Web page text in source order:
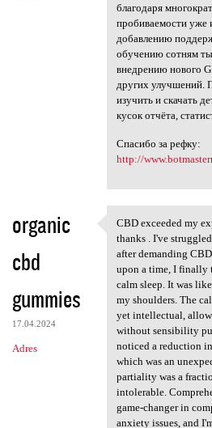
благодаря
пробиваемости уже
добавлению
обучению сотням
внедрению нового
других улучшений.
изучить и скачать
кусок отчёта,
Спасибо за рефку:
http://
organic
cbd
gummies
17.04.2024
Adres
CBD exceeded
CBD exceeded my
thanks . I've
after demanding
upon a time, I finally
calm sleep. It was
my shoulders. The
yet intellectual,
without sensibility
noticed a reduction
which was an
partiality was a
intolerable.
game-changer in
anxiety issues, and